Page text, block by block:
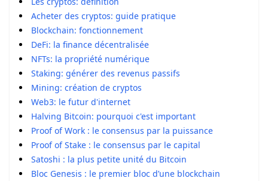
Acheter des cryptos: guide pratique
Blockchain: fonctionnement
DeFi: la finance décentralisée
NFTs: la propriété numérique
Staking: générer des revenus passifs
Mining: création de cryptos
Web3: le futur d'internet
Halving Bitcoin: pourquoi c'est important
Proof of Work : le consensus par la puissance
Proof of Stake : le consensus par le capital
Satoshi : la plus petite unité du Bitcoin
Bloc Genesis : le premier bloc d’une blockchain